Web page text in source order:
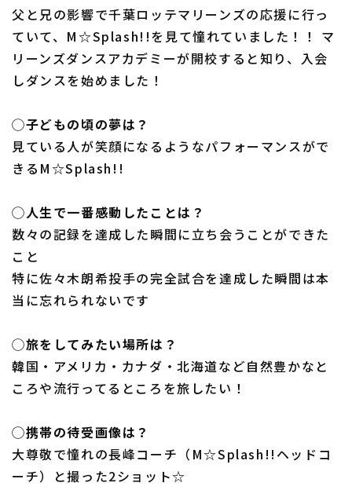
父と兄の影響で千葉ロッテマリーンズの応援に行っ
ていて、M☆Splash!!を見て憧れていました！！ マ
リーンズダンスアカデミーが開校すると知り、入会
しダンスを始めました！
◯子どもの頃の夢は？
見ている人が笑顔になるようなパフォーマンスがで
きるM☆Splash!!
◯人生で一番感動したことは？
数々の記録を達成した瞬間に立ち会うことができた
こと
特に佐々木朗希投手の完全試合を達成した瞬間は本
当に忘れられないです
◯旅をしてみたい場所は？
韓国・アメリカ・カナダ・北海道など自然豊かなと
ころや流行ってるところを旅したい！
◯携帯の待受画像は？
大尊敬で憧れの長峰コーチ（M☆Splash!!ヘッドコ
ーチ）と撮った2ショット☆